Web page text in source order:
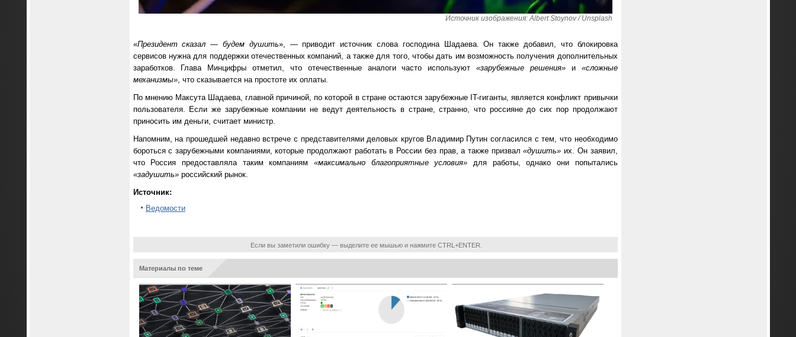
Источник изображения: Albert Stoynov / Unsplash
«Президент сказал — будем душить», — приводит источник слова господина Шадаева. Он также добавил, что блокировка
сервисов нужна для поддержки отечественных компаний, а также для того, чтобы дать им возможность получения дополнительных
заработков. Глава Минцифры отметил, что отечественные аналоги часто используют «зарубежные решения»и «сложные
механизмы», что сказывается на простоте их оплаты.
По мнению Максута Шадаева, главной причиной, по которой в стране остаются зарубежные IT-гиганты, является конфликт привычки
пользователя. Если же зарубежные компании не ведут деятельность в стране, странно, что россияне до сих пор продолжают
приносить им деньги, считает министр.
Напомним, на прошедшей недавно встрече с представителями деловых кругов Владимир Путин согласился с тем, что необходимо
бороться с зарубежными компаниями, которые продолжают работать в России без прав, а также призвал«душить» их. Он заявил,
что Россия предоставляла таким компаниям «максимально благоприятные условия» для работы, однако они попытались
«задушить»российский рынок.
Источник:
Ведомости
Если вы заметили ошибку — выделите ее мышью и нажмите CTRL+ENTER.
Материалы по теме